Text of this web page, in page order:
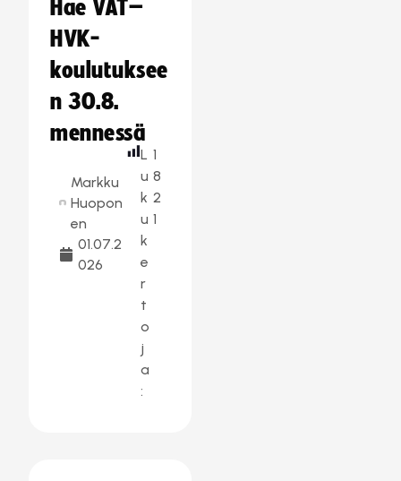
Hae VAT–
HVK-
koulutuksee
n 30.8.
mennessä
Markku
Huopon
en
01.07.2
026
L
u
k
u
k
e
r
t
o
j
a
:
1
8
2
1